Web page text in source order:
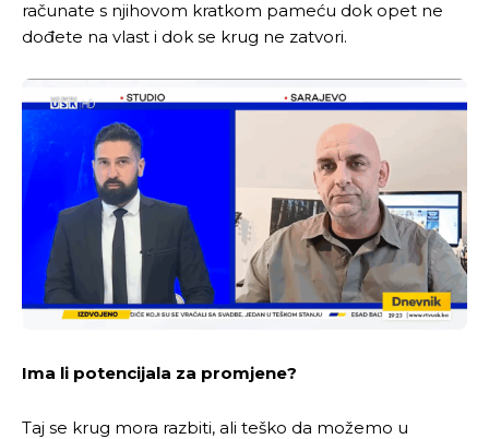
računate s njihovom kratkom pameću dok opet ne
dođete na vlast i dok se krug ne zatvori.
Ima li potencijala za promjene?
Taj se krug mora razbiti, ali teško da možemo u